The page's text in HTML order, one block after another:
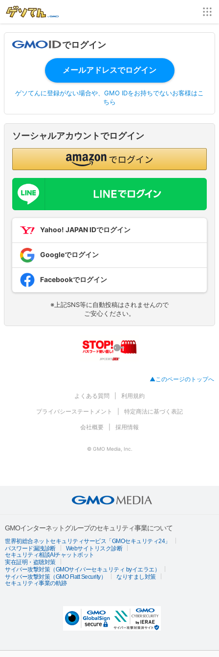
でログイン
ゲソてんに登録がない場合や、GMO IDをお持ちでないお客様はこ
ちら
ソーシャルアカウントでログイン
Yahoo! JAPAN IDでログイン
Googleでログイン
Facebookでログイン
※上記SNS等に自動投稿はされませんので
ご安心ください。
▲このページのトップへ
よくある質問 利用規約
プライバシーステートメント 特定商法に基づく表記
会社概要 採用情報
© GMO Media, Inc.
GMOインターネットグループのセキュリティ事業について
世界初総合ネットセキュリティサービス「GMOセキュリティ24」
パスワード漏洩診断
Webサイトリスク診断
セキュリティ相談AIチャットボット
実在証明・盗聴対策
サイバー攻撃対策（GMOサイバーセキュリティ byイエラエ）
サイバー攻撃対策（GMO Flatt Security）
なりすまし対策
セキュリティ事業の軌跡